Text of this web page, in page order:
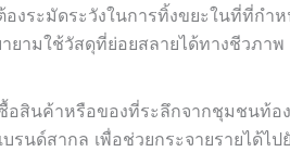
งระมัดระวังในการทิ้งขยะในที่ที่กำ
ยามใช้วัสดุที่ย่อยสลายได้ทางชีวภาพ
อสินค้าหรือของที่ระลึกจากชุมชนท้อ
นด์สากล เพื่อช่วยกระจายรายได้ไ